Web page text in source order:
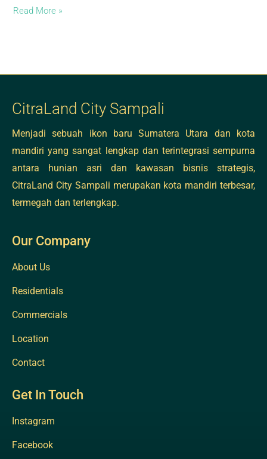
Read More »
CitraLand City Sampali
Menjadi sebuah ikon baru Sumatera Utara dan kota
mandiri yang sangat lengkap dan terintegrasi sempurna
antara hunian asri dan kawasan bisnis strategis,
CitraLand City Sampali merupakan kota mandiri terbesar,
termegah dan terlengkap.
Our Company
About Us
Residentials
Commercials
Location
Contact
Get In Touch
Instagram
Facebook